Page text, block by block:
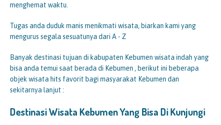
menghemat waktu.
Tugas anda duduk manis menikmati wisata, biarkan kami yang
mengurus segala sesuatunya dari A - Z
Banyak destinasi tujuan di kabupaten Kebumen wisata indah yang
bisa anda temui saat berada di Kebumen , berikut ini beberapa
objek wisata hits favorit bagi masyarakat Kebumen dan
sekitarnya lanjut :
Destinasi Wisata Kebumen Yang Bisa Di Kunjungi